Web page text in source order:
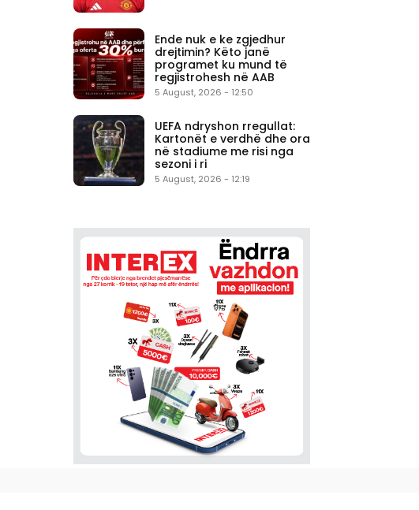
Ende nuk e ke zgjedhur
drejtimin? Këto janë
programet ku mund të
regjistrohesh në AAB
5 August, 2026 - 12:50
UEFA ndryshon rregullat:
Kartonët e verdhë dhe ora
në stadiume me risi nga
sezoni i ri
5 August, 2026 - 12:19